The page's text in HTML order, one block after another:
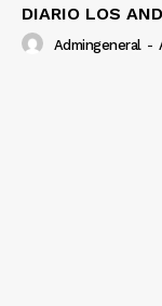
DIARIO LOS
Admingeneral -